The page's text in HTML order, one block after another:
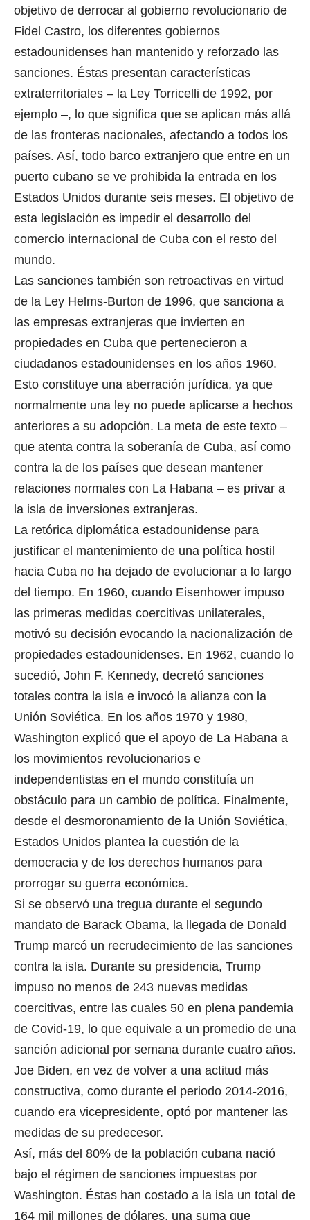
objetivo de derrocar al gobierno revolucionario de
Fidel Castro, los diferentes gobiernos
estadounidenses han mantenido y reforzado las
sanciones. Éstas presentan características
extraterritoriales – la Ley Torricelli de 1992, por
ejemplo –, lo que significa que se aplican más allá
de las fronteras nacionales, afectando a todos los
países. Así, todo barco extranjero que entre en un
puerto cubano se ve prohibida la entrada en los
Estados Unidos durante seis meses. El objetivo de
esta legislación es impedir el desarrollo del
comercio internacional de Cuba con el resto del
mundo.
Las sanciones también son retroactivas en virtud
de la Ley Helms-Burton de 1996, que sanciona a
las empresas extranjeras que invierten en
propiedades en Cuba que pertenecieron a
ciudadanos estadounidenses en los años 1960.
Esto constituye una aberración jurídica, ya que
normalmente una ley no puede aplicarse a hechos
anteriores a su adopción. La meta de este texto –
que atenta contra la soberanía de Cuba, así como
contra la de los países que desean mantener
relaciones normales con La Habana – es privar a
la isla de inversiones extranjeras.
La retórica diplomática estadounidense para
justificar el mantenimiento de una política hostil
hacia Cuba no ha dejado de evolucionar a lo largo
del tiempo. En 1960, cuando Eisenhower impuso
las primeras medidas coercitivas unilaterales,
motivó su decisión evocando la nacionalización de
propiedades estadounidenses. En 1962, cuando lo
sucedió, John F. Kennedy, decretó sanciones
totales contra la isla e invocó la alianza con la
Unión Soviética. En los años 1970 y 1980,
Washington explicó que el apoyo de La Habana a
los movimientos revolucionarios e
independentistas en el mundo constituía un
obstáculo para un cambio de política. Finalmente,
desde el desmoronamiento de la Unión Soviética,
Estados Unidos plantea la cuestión de la
democracia y de los derechos humanos para
prorrogar su guerra económica.
Si se observó una tregua durante el segundo
mandato de Barack Obama, la llegada de Donald
Trump marcó un recrudecimiento de las sanciones
contra la isla. Durante su presidencia, Trump
impuso no menos de 243 nuevas medidas
coercitivas, entre las cuales 50 en plena pandemia
de Covid-19, lo que equivale a un promedio de una
sanción adicional por semana durante cuatro años.
Joe Biden, en vez de volver a una actitud más
constructiva, como durante el periodo 2014-2016,
cuando era vicepresidente, optó por mantener las
medidas de su predecesor.
Así, más del 80% de la población cubana nació
bajo el régimen de sanciones impuestas por
Washington. Éstas han costado a la isla un total de
164 mil millones de dólares, una suma que